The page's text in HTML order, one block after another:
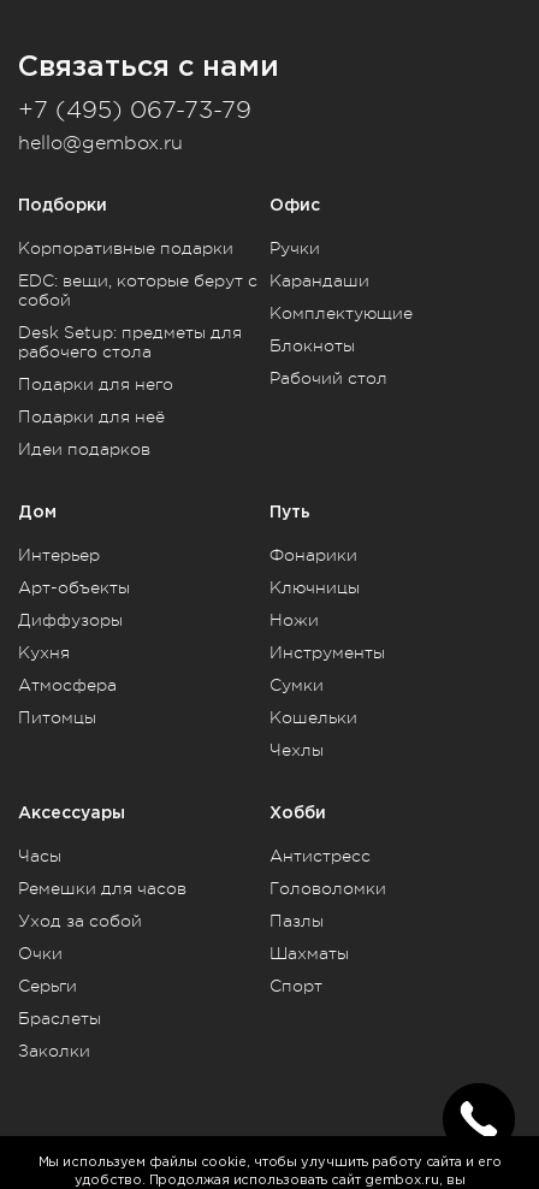
Связаться с нами
+7 (495) 067-73-79
hello@gembox.ru
Подборки
Корпоративные подарки
EDC: вещи, которые берут с
собой
Desk Setup: предметы для
рабочего стола
Подарки для него
Подарки для неё
Идеи подарков
Офис
Ручки
Карандаши
Комплектующие
Блокноты
Рабочий стол
Дом
Интерьер
Арт-объекты
Диффузоры
Кухня
Атмосфера
Питомцы
Путь
Фонарики
Ключницы
Ножи
Инструменты
Сумки
Кошельки
Чехлы
Аксессуары
Часы
Ремешки для часов
Уход за собой
Очки
Серьги
Браслеты
Заколки
Хобби
Антистресс
Головоломки
Пазлы
Шахматы
Спорт
Telegram Vkontakte Rutube
Мы используем файлы cookie, чтобы улучшить работу сайта и его
удобство. Продолжая использовать сайт gembox.ru, вы